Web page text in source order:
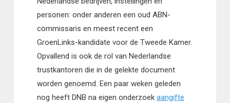
personen: onder anderen een oud ABN-
commissaris en meest recent een
GroenLinks-kandidate voor de Tweede Kamer.
Opvallend is ook de rol van Nederlandse
trustkantoren die in de gelekte document
worden genoemd. Een paar weken geleden
nog heeft DNB na eigen onderzoek aangifte